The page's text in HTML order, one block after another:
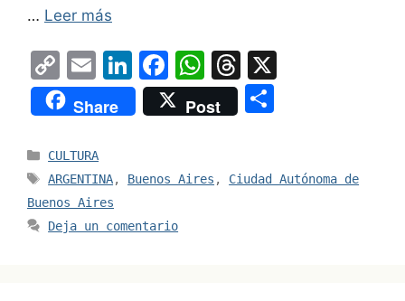
… Leer más
C
o
p
y
Li
n
k
E
m
ai
l
Li
n
k
dI
F
a
c
b
o
W
h
at
A
T
hr
e
d
Share Post
e
Categorías
CULTURA
Etiquetas
ARGENTINA, Buenos Aires , Ciudad Autónoma de
Buenos Aires
Deja un comentario